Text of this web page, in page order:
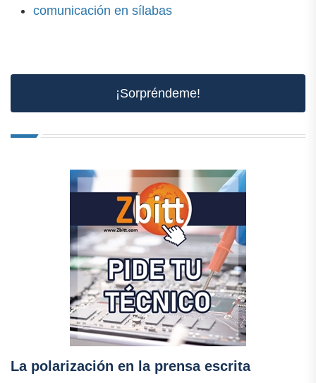
comunicación en sílabas
¡Sorpréndeme!
La polarización en la prensa escrita